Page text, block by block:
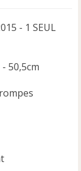
- 1 SEUL
50,5cm